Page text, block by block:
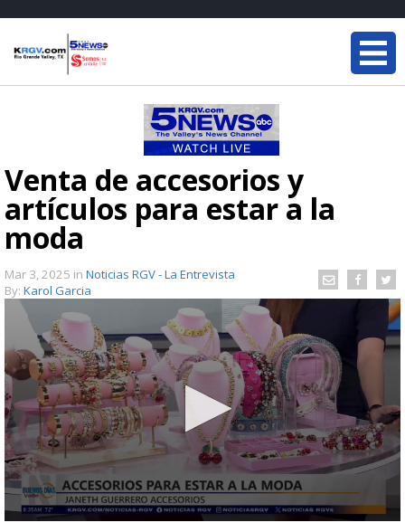
Venta de accesorios y
artículos para estar a la
moda
Mar 3, 2025 in Noticias RGV - La Entrevista
By: Karol Garcia